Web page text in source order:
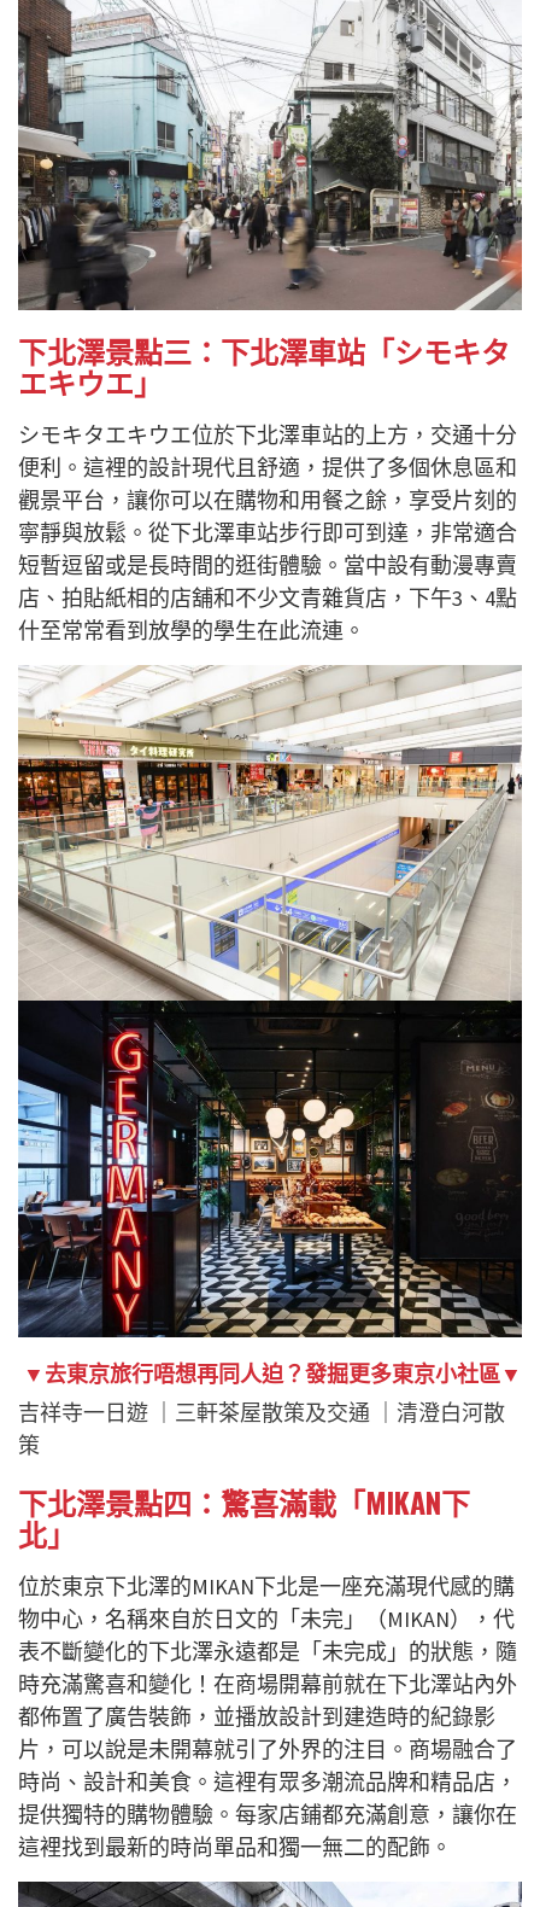
下北澤景點三：下北澤車站「シモキタ
エキウエ」
シモキタエキウエ位於下北澤車站的上方，交通十分
便利。這裡的設計現代且舒適，提供了多個休息區和
觀景平台，讓你可以在購物和用餐之餘，享受片刻的
寧靜與放鬆。從下北澤車站步行即可到達，非常適合
短暫逗留或是長時間的逛街體驗。當中設有動漫專賣
店、拍貼紙相的店舖和不少文青雜貨店，下午3、4點
什至常常看到放學的學生在此流連。
▼去東京旅行唔想再同人迫？發掘更多東京小社區▼
吉祥寺一日遊 三軒茶屋散策及交通
清澄白河散
策
下北澤景點四：驚喜滿載「MIKAN下
北」
位於東京下北澤的MIKAN下北是一座充滿現代感的購
物中心，名稱來自於日文的「未完」（MIKAN），代
表不斷變化的下北澤永遠都是「未完成」的狀態，隨
時充滿驚喜和變化！在商場開幕前就在下北澤站內外
都佈置了廣告裝飾，並播放設計到建造時的紀錄影
片，可以說是未開幕就引了外界的注目。商場融合了
時尚、設計和美食。這裡有眾多潮流品牌和精品店，
提供獨特的購物體驗。每家店鋪都充滿創意，讓你在
這裡找到最新的時尚單品和獨一無二的配飾。